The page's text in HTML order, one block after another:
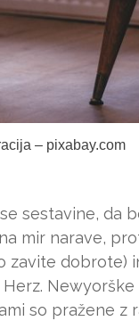
– pixabay.com
sestavine, da
mir narave,
dobrote)
so pražene z